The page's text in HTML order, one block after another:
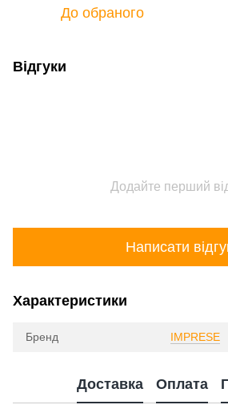
До обраного
Відгуки
Додайте перший
Написати
Характеристики
Бренд IMPRESE
Доставка Оплата